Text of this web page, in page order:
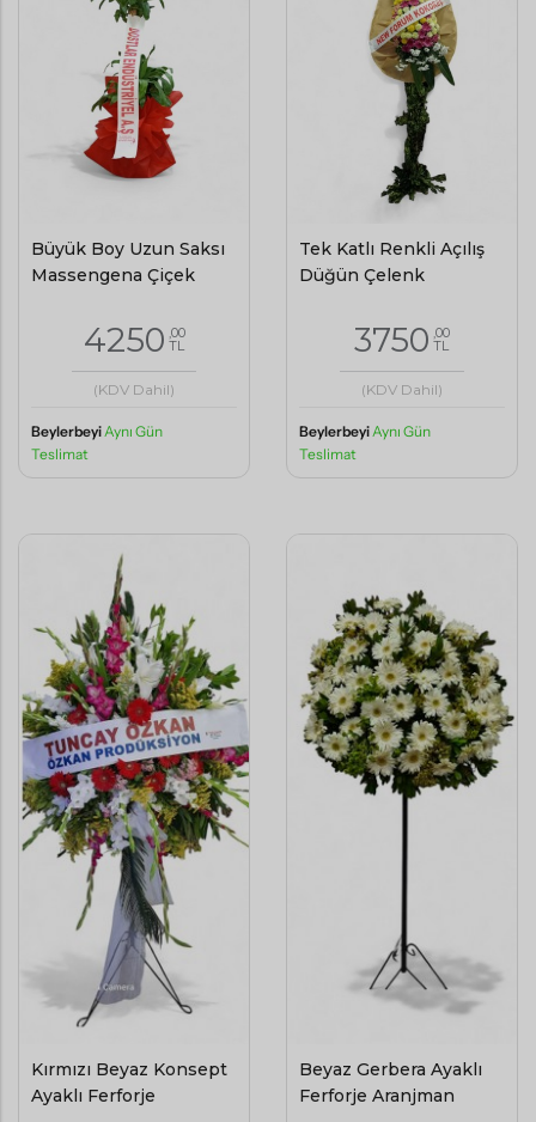
Büyük Boy Uzun Saksı
Massengena Çiçek
4250 ,00
TL
(KDV Dahil)
BeylerbeyiAynı Gün
Teslimat
Tek Katlı Renkli Açılış
Düğün Çelenk
3750 ,00
TL
(KDV Dahil)
BeylerbeyiAynı Gün
Teslimat
Kırmızı Beyaz Konsept
Ayaklı Ferforje
Beyaz Gerbera Ayaklı
Ferforje Aranjman